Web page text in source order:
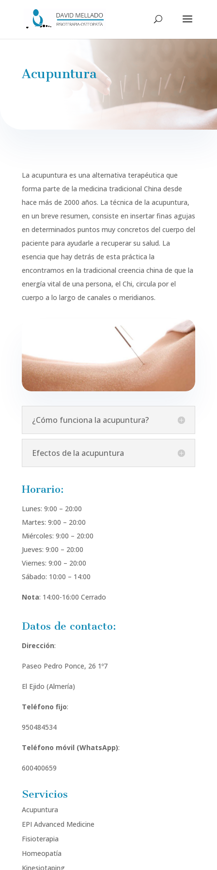
Acupuntura
La acupuntura es una alternativa terapéutica que
forma parte de la medicina tradicional China desde
hace más de 2000 años. La técnica de la acupuntura,
en un breve resumen, consiste en insertar finas agujas
en determinados puntos muy concretos del cuerpo del
paciente para ayudarle a recuperar su salud. La
esencia que hay detrás de esta práctica la
encontramos en la tradicional creencia china de que la
energía vital de una persona, el Chi, circula por el
cuerpo a lo largo de canales o meridianos.
¿Cómo funciona la acupuntura?
Efectos de la acupuntura
Horario:
Lunes: 9:00 – 20:00
Martes: 9:00 – 20:00
Miércoles: 9:00 – 20:00
Jueves: 9:00 – 20:00
Viernes: 9:00 – 20:00
Sábado: 10:00 – 14:00
Nota: 14:00-16:00 Cerrado
Datos de contacto:
Dirección:
Paseo Pedro Ponce, 26 1º7
El Ejido (Almería)
Teléfono fijo:
950484534
Teléfono móvil (WhatsApp):
600400659
Servicios
Acupuntura
EPI Advanced Medicine
Fisioterapia
Homeopatía
Kinesiotaping